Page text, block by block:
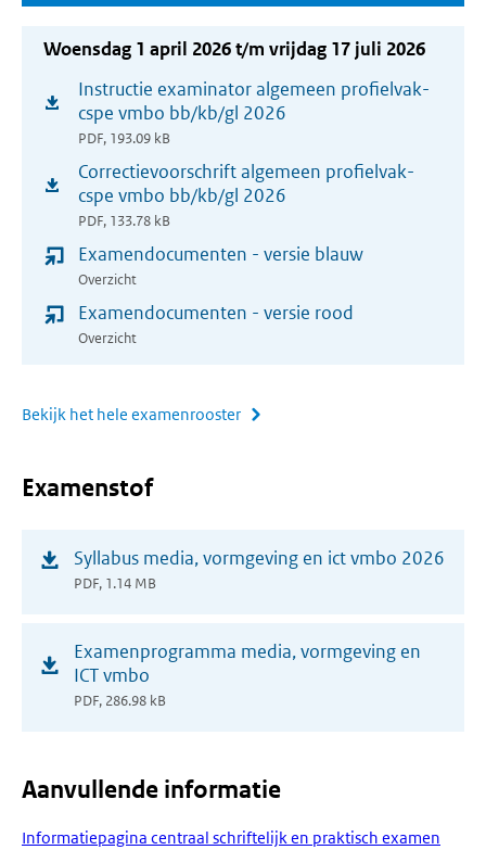
Woensdag 1 april 2026 t/m vrijdag 17 juli 2026
Instructie examinator algemeen profielvak-
cspe vmbo bb/kb/gl 2026
PDF, 193.09 kB
(opent
venster)
Correctievoorschrift algemeen profielvak-
cspe vmbo bb/kb/gl 2026
PDF, 133.78 kB
(opent
venster)
Examendocumenten - versie blauw
Overzicht
Examendocumenten - versie rood
Overzicht
Bekijk het hele examenrooster
Examenstof
Syllabus media, vormgeving en ict vmbo 2026
PDF, 1.14 MB
Examenprogramma media, vormgeving en
ICT vmbo
PDF, 286.98 kB
Aanvullende informatie
Informatiepagina centraal schriftelijk en praktisch examen